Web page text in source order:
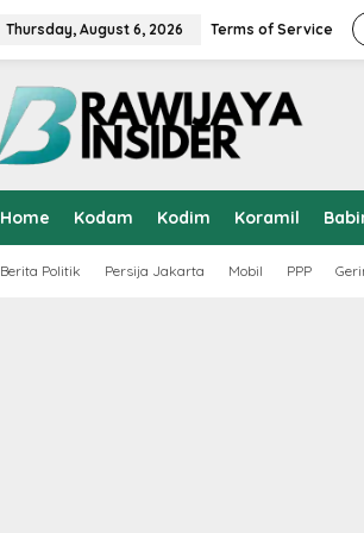
Thursday, August 6, 2026 Terms of Service
Home Kodam Kodim Koramil
Berita Politik Persija Jakarta Mobil PPP